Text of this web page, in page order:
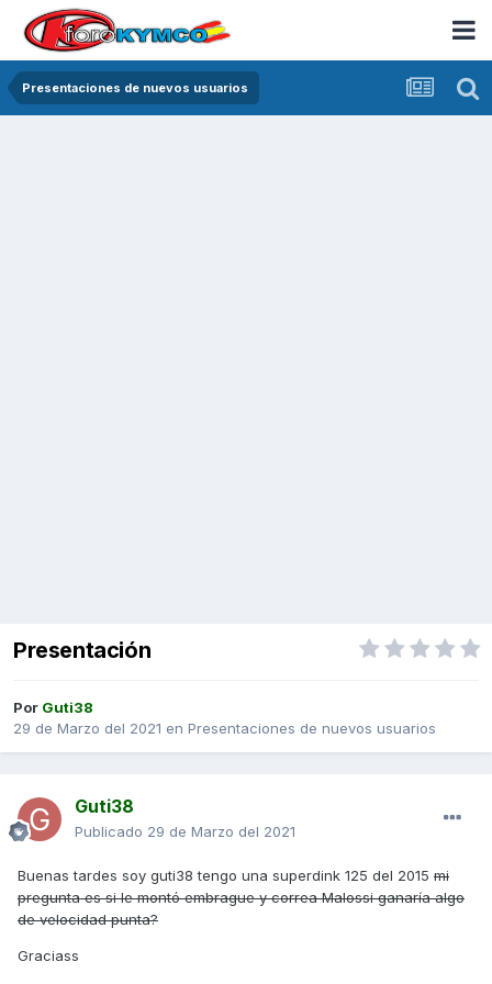
Presentaciones de nuevos usuarios
Presentación
Por Guti38
29 de Marzo del 2021 en Presentaciones de nuevos usuarios
Guti38
Publicado 29 de Marzo del 2021
Buenas tardes soy guti38 tengo una superdink 125 del 2015 mi
pregunta es si le montó embrague y correa Malossi ganaría algo
de velocidad punta?
Graciass